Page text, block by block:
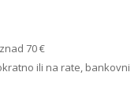
70 €
ili na rate, bankovni